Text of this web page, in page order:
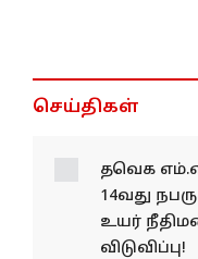
செய்திகள்
தவெக
14வது
உயர்
விடுவிப்பு!